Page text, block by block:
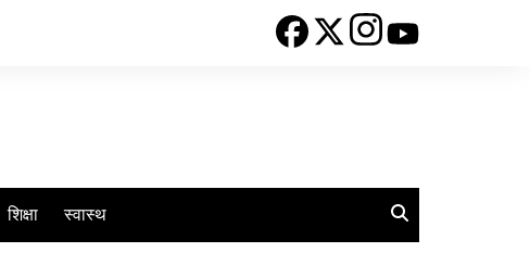
शिक्षा स्वास्थ